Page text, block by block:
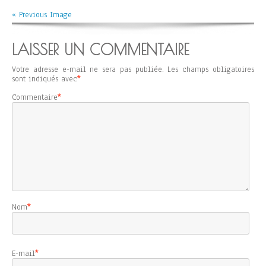
« Previous Image
LAISSER UN COMMENTAIRE
Votre adresse e-mail ne sera pas publiée. Les champs obligatoires
sont indiqués avec*
Commentaire*
Nom*
E-mail*